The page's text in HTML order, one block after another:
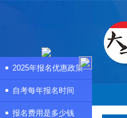
2025年报名优惠政策
自考每年报名时间
报名费用是多少钱